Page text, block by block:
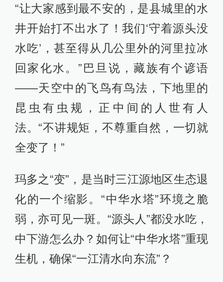
“让大家感到最不安的，是县城里的水
井开始打不出水了！我们‘守着源头没
水吃’，甚至得从几公里外的河里拉冰
回家化水。”巴旦说，藏族有个谚语
——天空中的飞鸟有鸟法，下地里的
昆虫有虫规，正中间的人世有人
法。“不讲规矩，不尊重自然，一切就
全变了！”
玛多之“变”，是当时三江源地区生态退
化的一个缩影。“中华水塔”环境之脆
弱，亦可见一斑。“源头人”都没水吃，
中下游怎么办？如何让“中华水塔”重现
生机，确保“一江清水向东流”？